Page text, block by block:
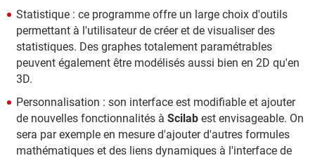
Statistique : ce programme offre un large choix d'outils
permettant à l'utilisateur de créer et de visualiser des
statistiques. Des graphes totalement paramétrables
peuvent également être modélisés aussi bien en 2D qu'en
3D.
Personnalisation : son interface est modifiable et ajouter
de nouvelles fonctionnalités à Scilab est envisageable. On
sera par exemple en mesure d'ajouter d'autres formules
mathématiques et des liens dynamiques à l'interface de